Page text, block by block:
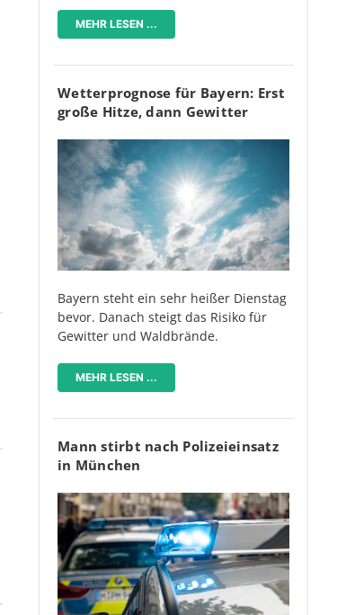
MEHR LESEN ...
Wetterprognose für Bayern: Erst
große Hitze, dann Gewitter
Bayern steht ein sehr heißer Dienstag
bevor. Danach steigt das Risiko für
Gewitter und Waldbrände.
MEHR LESEN ...
Mann stirbt nach Polizeieinsatz
in München